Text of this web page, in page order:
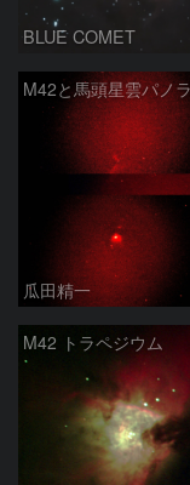
BLUE COMET
瓜田精一